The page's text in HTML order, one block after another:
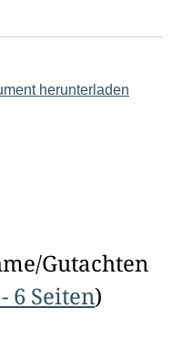
herunterladen
Gutachten
6 Seiten)